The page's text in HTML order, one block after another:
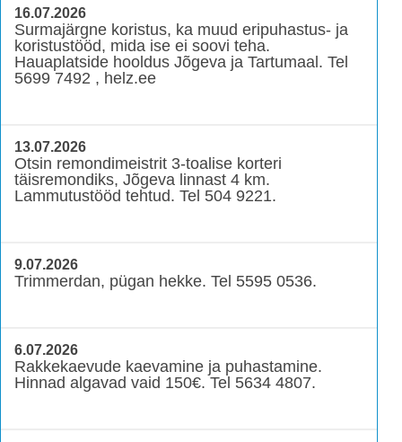
16.07.2026
Surmajärgne koristus, ka muud eripuhastus- ja
koristustööd, mida ise ei soovi teha.
Hauaplatside hooldus Jõgeva ja Tartumaal. Tel
5699 7492 , helz.ee
13.07.2026
Otsin remondimeistrit 3-toalise korteri
täisremondiks, Jõgeva linnast 4 km.
Lammutustööd tehtud. Tel 504 9221.
9.07.2026
Trimmerdan, pügan hekke. Tel 5595 0536.
6.07.2026
Rakkekaevude kaevamine ja puhastamine.
Hinnad algavad vaid 150€. Tel 5634 4807.